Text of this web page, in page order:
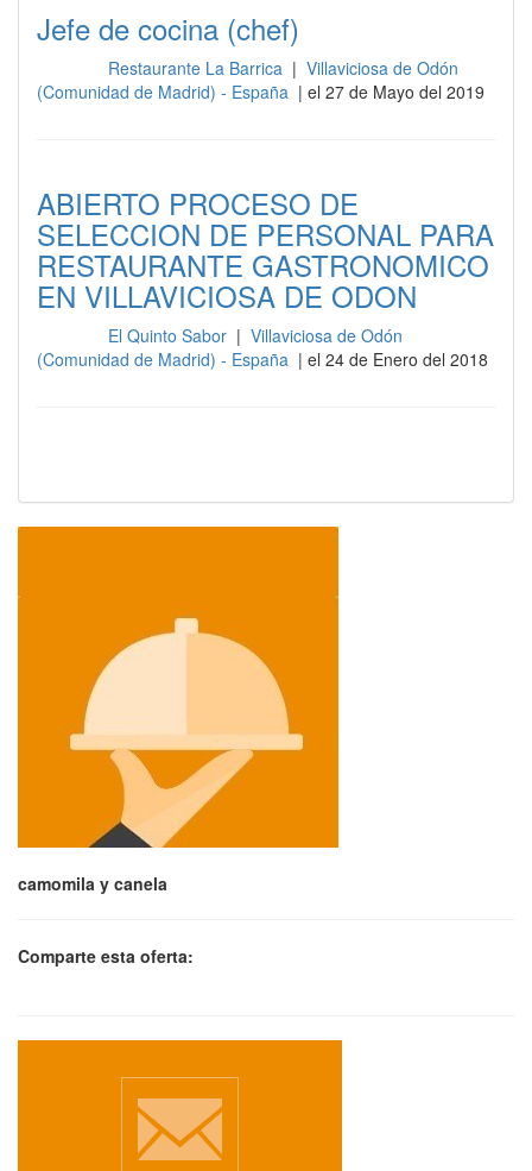
Jefe de cocina (chef)
Restaurante La Barrica | Villaviciosa de Odón
(Comunidad de Madrid) - España | el 27 de Mayo del 2019
ABIERTO PROCESO DE
SELECCION DE PERSONAL PARA
RESTAURANTE GASTRONOMICO
EN VILLAVICIOSA DE ODON
El Quinto Sabor | Villaviciosa de Odón
(Comunidad de Madrid) - España | el 24 de Enero del 2018
camomila y canela
Comparte esta oferta: